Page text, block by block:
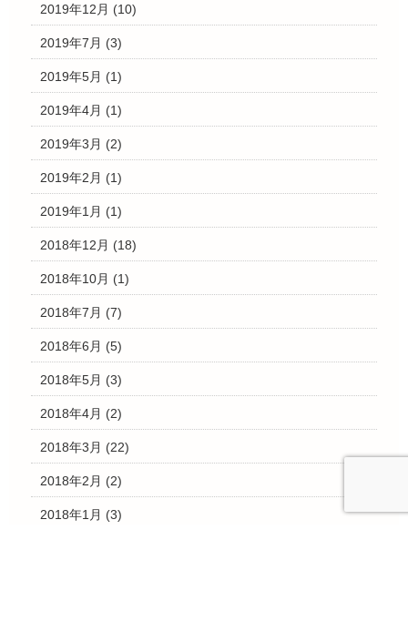
2019年12月 (10)
2019年7月 (3)
2019年5月 (1)
2019年4月 (1)
2019年3月 (2)
2019年2月 (1)
2019年1月 (1)
2018年12月 (18)
2018年10月 (1)
2018年7月 (7)
2018年6月 (5)
2018年5月 (3)
2018年4月 (2)
2018年3月 (22)
2018年2月 (2)
2018年1月 (3)